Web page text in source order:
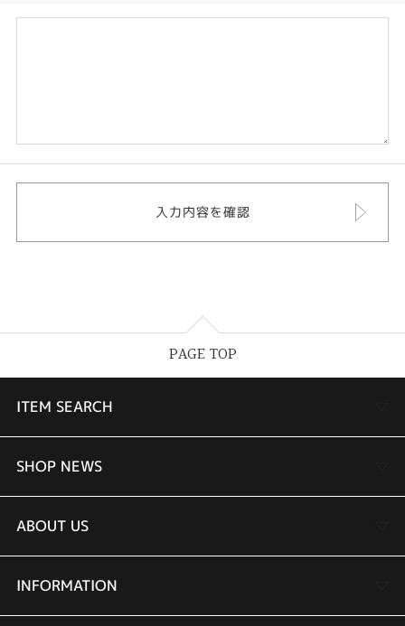
PAGE TOP
ITEM SEARCH
婚約指輪
結婚指輪
セットリング
SHOP NEWS
TAKEUCHI BRIDAL金沢本店情報
商品一覧
ABOUT US
会社概要
INFORMATION